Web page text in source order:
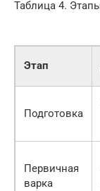
Таблица 4.
Этап
Подготовка
Первичная
варка